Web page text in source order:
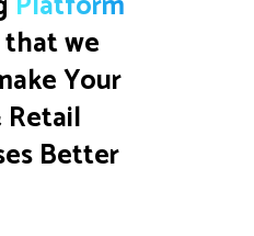
that we
Your
Retail
Better